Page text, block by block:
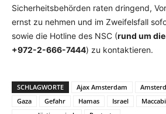
Sicherheitsbehörden raten dringend,
ernst zu nehmen und im Zweifelsfall
sowie die Hotline des NSC (rund um
+972-2-666-7444) zu kontaktieren.
SCHLAGWORTE Ajax Amsterdam
Gaza
Gefahr Hamas Israel